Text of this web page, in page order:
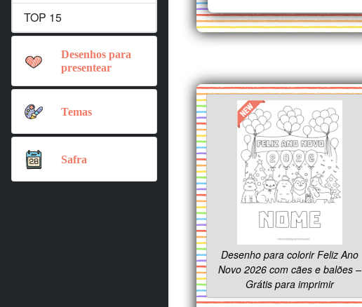
TOP 15
Desenhos para
presentear
Temas
Safra
Desenho para colorir Feliz Ano
Novo 2026 com cães e balões –
Grátis para imprimir